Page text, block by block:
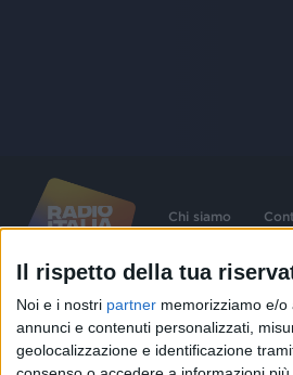
Il rispetto della tua
Noi e i nostri partner memorizziamo e/
annunci e contenuti personalizzati,
geolocalizzazione e identificazione
Chi siamo
©2026RADIO ITALIA S.p.A. P.IVA
contenute nel sito sono stati assolti gli
connessi.
Capitale Sociale € 580.000,00 interamente